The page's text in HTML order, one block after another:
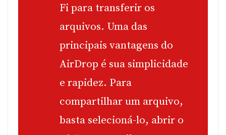
Fi para transferir os
arquivos. Uma das
principais vantagens do
AirDrop é sua simplicidade
e rapidez. Para
compartilhar um arquivo,
basta selecioná-lo, abrir o